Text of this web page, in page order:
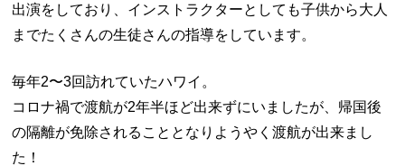
出演をしており、インストラクターとしても子供から大人
までたくさんの生徒さんの指導をしています。
毎年2〜3回訪れていたハワイ。
コロナ禍で渡航が2年半ほど出来ずにいましたが、帰国後
の隔離が免除されることとなりようやく渡航が出来まし
た！